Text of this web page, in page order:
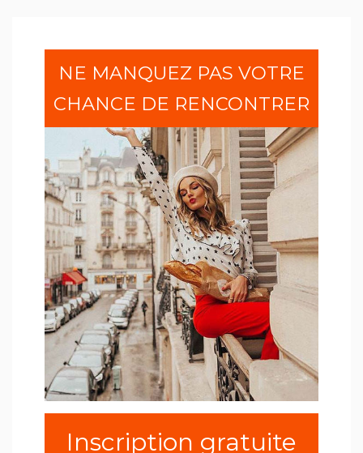
NE MANQUEZ PAS VOTRE
CHANCE DE RENCONTRER
Inscription gratuite